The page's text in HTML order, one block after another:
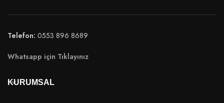
Telefon: 0553 896 8689
Whatsapp için Tıklayınız
KURUMSAL